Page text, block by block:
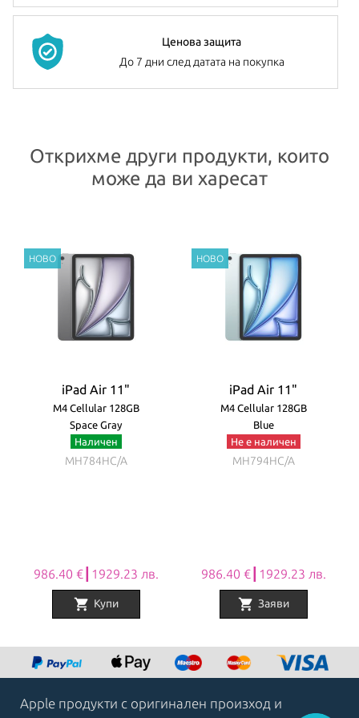
И двете камери са 12-мегапикселови Ultra-Wide и правят
зашеметяващи снимки и 4K видео, които да споделите с близки
Батерията му издържа до 10 часа сърфиране в интернет,
гледане на филми или слушане на музика. Таблетът се предлага
Всички Apple продукти предлагани отNovMak.comимат
стандартна международна гаранция и подлежат на гаранционно
обслужване от Apple Authorized Service Provider (официални
сервизни центрове на Apple).
Ценова защита
До 7 дни след датата на покупка
Открихме други продукти, които
може да ви харесат
iPad Air 11"
M4 Cellular 128GB
Space Gray
Наличен
MH784HC/A
986.40 €┃1929.23 лв.
shopping_cart Купи
iPad Air 11"
M4 Cellular 128GB
Blue
Не е наличен
MH794HC/A
986.40 €┃1929.23 лв.
shopping_cart Заяви
8
Apple продукти с оригинален произход и